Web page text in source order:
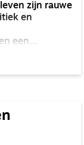
zijn rauwe
en
een
de context
hoe